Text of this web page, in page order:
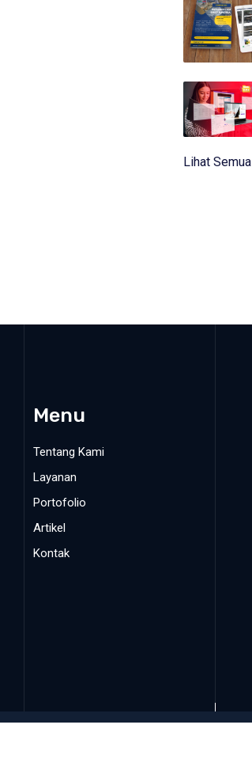
Lihat Semua
Menu
Tentang Kami
Layanan
Portofolio
Artikel
Kontak